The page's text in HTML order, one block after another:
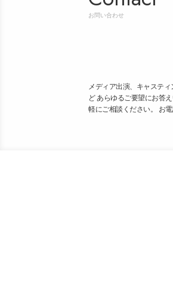
お問い合わせ
メディア出演、キャステ
ど あらゆるご要望にお答
軽にご相談ください。 お